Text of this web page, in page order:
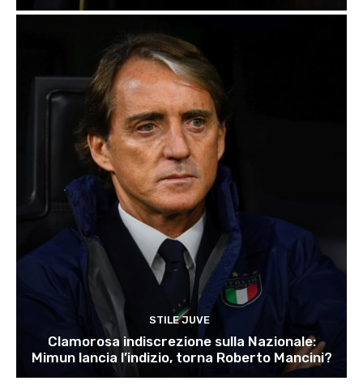
STILE JUVE
Clamorosa indiscrezione sulla Nazionale:
Mimun lancia l’indizio, torna Roberto Mancini?